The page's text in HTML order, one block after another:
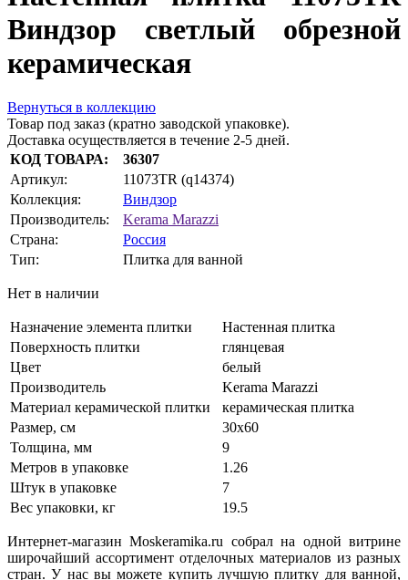
Виндзор светлый обрезной
керамическая
Вернуться в коллекцию
Товар под заказ (кратно заводской упаковке).
Доставка осуществляется в течение 2-5 дней.
КОД ТОВАРА:
36307
Артикул:
11073TR (q14374)
Коллекция:
Виндзор
Производитель:
Kerama Marazzi
Страна:
Россия
Тип:
Плитка для ванной
Нет в наличии
Назначение элемента плитки
Настенная плитка
Поверхность плитки
глянцевая
Цвет
белый
Производитель
Kerama Marazzi
Материал керамической плитки
керамическая плитка
Размер, см
30х60
Толщина, мм
9
Метров в упаковке
1.26
Штук в упаковке
7
Вес упаковки, кг
19.5
Интернет-магазин Moskeramika.ru собрал на одной витрине
широчайший ассортимент отделочных материалов из разных
стран. У нас вы можете купить лучшую плитку для ванной,